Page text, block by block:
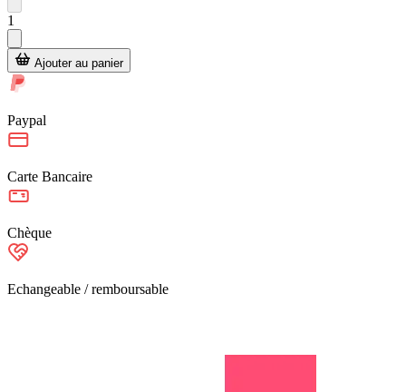
1
Ajouter au panier
Paypal
Carte Bancaire
Chèque
Echangeable / remboursable